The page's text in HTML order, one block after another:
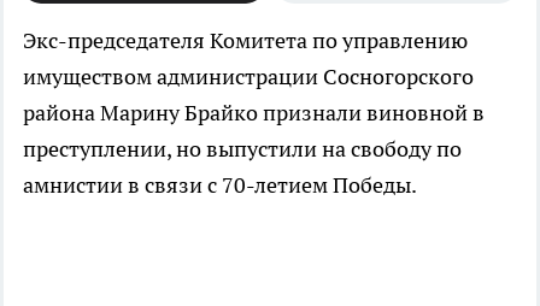
Экс-председателя Комитета по управлению
имуществом администрации Сосногорского
района Марину Брайко признали виновной в
преступлении, но выпустили на свободу по
амнистии в связи с 70-летием Победы.